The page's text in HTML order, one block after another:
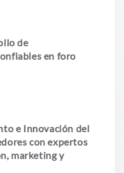
de
en foro
e Innovación del
con expertos
marketing y